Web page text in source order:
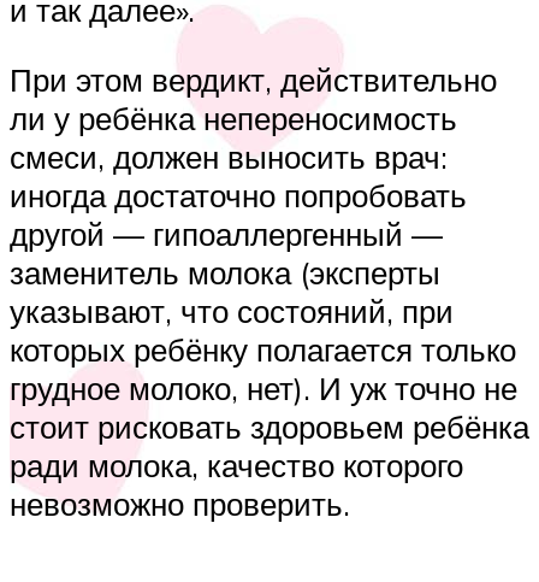
и так далее».
При этом вердикт, действительно
ли у ребёнка непереносимость
смеси, должен выносить врач:
иногда достаточно попробовать
другой — гипоаллергенный —
заменитель молока (эксперты
указывают, что состояний, при
которых ребёнку полагается только
грудное молоко, нет). И уж точно не
стоит рисковать здоровьем ребёнка
ради молока, качество которого
невозможно проверить.